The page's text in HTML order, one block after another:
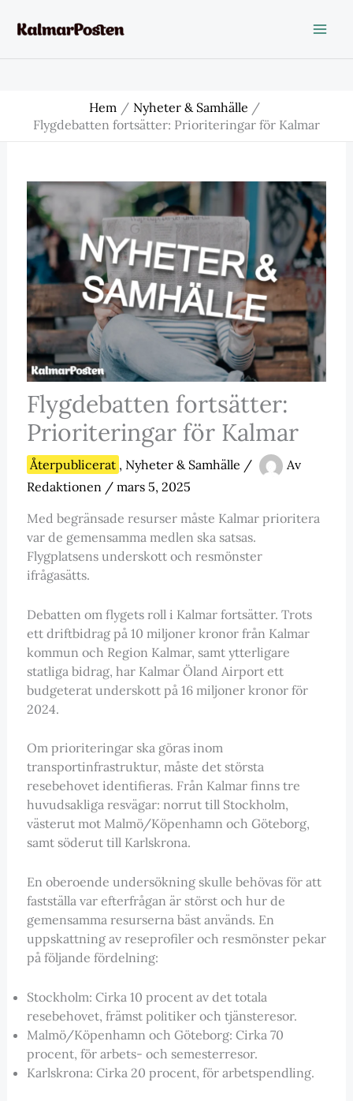
Hem
Nyheter & Samhälle
Flygdebatten fortsätter: Prioriteringar för Kalmar
Flygdebatten fortsätter:
Prioriteringar för Kalmar
Återpublicerat , Nyheter & Samhälle /
Av
Redaktionen / mars 5, 2025
Med begränsade resurser måste Kalmar prioritera
var de gemensamma medlen ska satsas.
Flygplatsens underskott och resmönster
ifrågasätts.
Debatten om flygets roll i Kalmar fortsätter. Trots
ett driftbidrag på 10 miljoner kronor från Kalmar
kommun och Region Kalmar, samt ytterligare
statliga bidrag, har Kalmar Öland Airport ett
budgeterat underskott på 16 miljoner kronor för
2024.
Om prioriteringar ska göras inom
transportinfrastruktur, måste det största
resebehovet identifieras. Från Kalmar finns tre
huvudsakliga resvägar: norrut till Stockholm,
västerut mot Malmö/Köpenhamn och Göteborg,
samt söderut till Karlskrona.
En oberoende undersökning skulle behövas för att
fastställa var efterfrågan är störst och hur de
gemensamma resurserna bäst används. En
uppskattning av reseprofiler och resmönster pekar
på följande fördelning:
Stockholm: Cirka 10 procent av det totala
resebehovet, främst politiker och tjänsteresor.
Malmö/Köpenhamn och Göteborg: Cirka 70
procent, för arbets- och semesterresor.
Karlskrona: Cirka 20 procent, för arbetspendling.